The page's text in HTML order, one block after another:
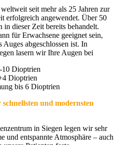
seit mehr als 25 Jahren zur
erfolgreich angewendet. Über 50
dieser Zeit bereits behandelt.
für Erwachsene geeignet sein,
Auges abgeschlossen ist. In
lasern wir Ihre Augen bei
Dioptrien
Dioptrien
bis 6 Dioptrien
und modernsten
in Siegen legen wir sehr
und entspannte Atmosphäre – auch